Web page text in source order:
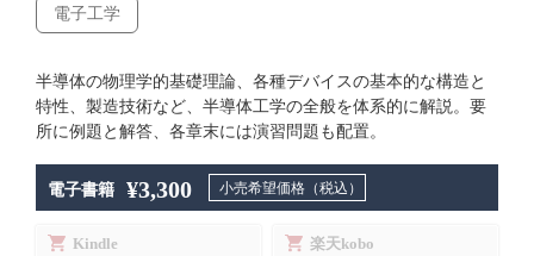
電子工学
半導体の物理学的基礎理論、各種デバイスの基本的な構造と
特性、製造技術など、半導体工学の全般を体系的に解説。要
所に例題と解答、各章末には演習問題も配置。
電子書籍 ¥3,300 小売希望価格（税込）
Kindle 楽天kobo